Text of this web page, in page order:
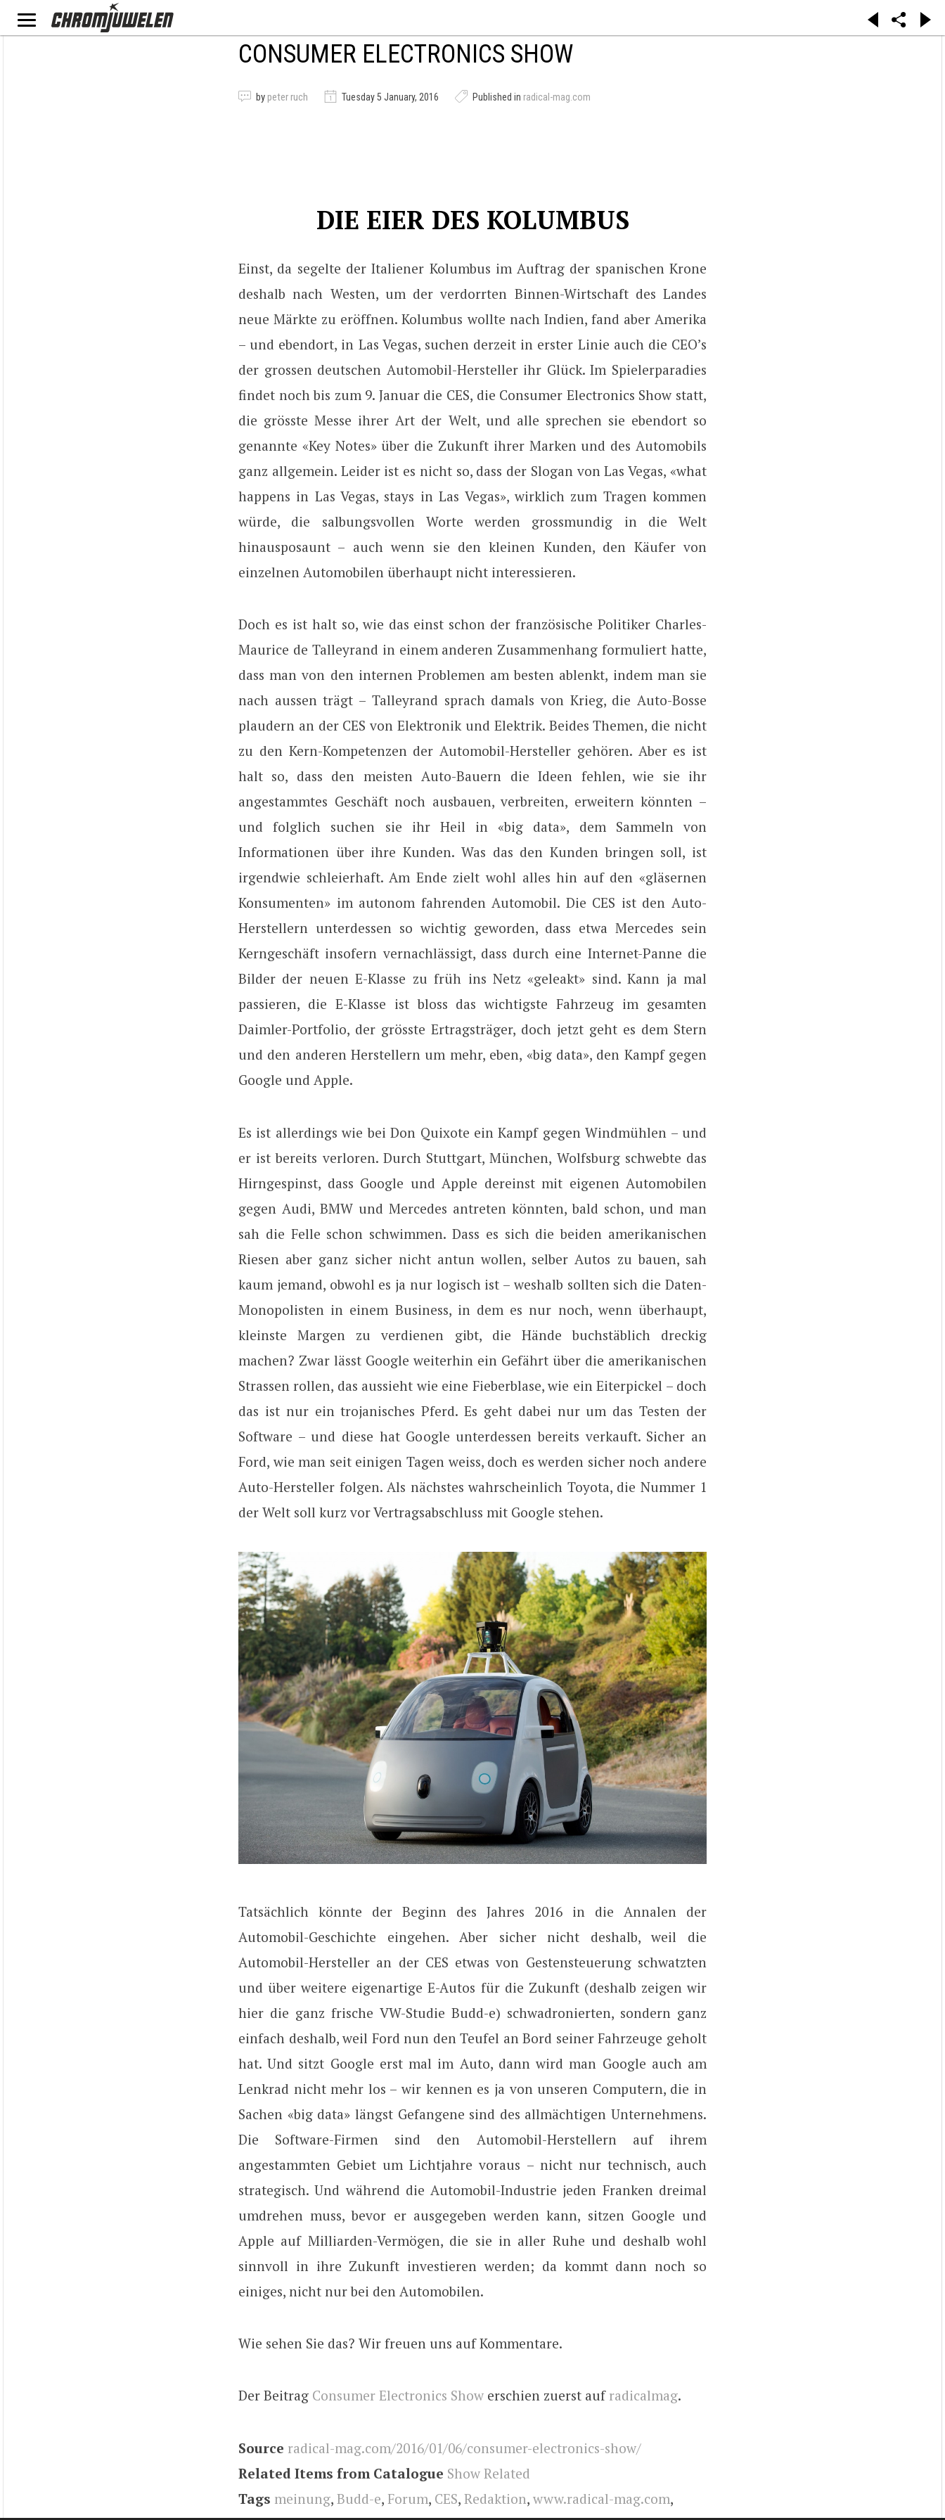
CONSUMER ELECTRONICS SHOW
by peter ruch Tuesday 5 January, 2016 Published in radical-mag.com
DIE EIER DES KOLUMBUS
Einst, da segelte der Italiener Kolumbus im Auftrag der spanischen Krone
deshalb nach Westen, um der verdorrten Binnen-Wirtschaft des Landes
neue Märkte zu eröffnen. Kolumbus wollte nach Indien, fand aber Amerika
– und ebendort, in Las Vegas, suchen derzeit in erster Linie auch die CEO’s
der grossen deutschen Automobil-Hersteller ihr Glück. Im Spielerparadies
findet noch bis zum 9. Januar die CES, die Consumer Electronics Show statt,
die grösste Messe ihrer Art der Welt, und alle sprechen sie ebendort so
genannte «Key Notes» über die Zukunft ihrer Marken und des Automobils
ganz allgemein. Leider ist es nicht so, dass der Slogan von Las Vegas, «what
happens in Las Vegas, stays in Las Vegas», wirklich zum Tragen kommen
würde, die salbungsvollen Worte werden grossmundig in die Welt
hinausposaunt – auch wenn sie den kleinen Kunden, den Käufer von
einzelnen Automobilen überhaupt nicht interessieren.
Doch es ist halt so, wie das einst schon der französische Politiker Charles-
Maurice de Talleyrand in einem anderen Zusammenhang formuliert hatte,
dass man von den internen Problemen am besten ablenkt, indem man sie
nach aussen trägt – Talleyrand sprach damals von Krieg, die Auto-Bosse
plaudern an der CES von Elektronik und Elektrik. Beides Themen, die nicht
zu den Kern-Kompetenzen der Automobil-Hersteller gehören. Aber es ist
halt so, dass den meisten Auto-Bauern die Ideen fehlen, wie sie ihr
angestammtes Geschäft noch ausbauen, verbreiten, erweitern könnten –
und folglich suchen sie ihr Heil in «big data», dem Sammeln von
Informationen über ihre Kunden. Was das den Kunden bringen soll, ist
irgendwie schleierhaft. Am Ende zielt wohl alles hin auf den «gläsernen
Konsumenten» im autonom fahrenden Automobil. Die CES ist den Auto-
Herstellern unterdessen so wichtig geworden, dass etwa Mercedes sein
Kerngeschäft insofern vernachlässigt, dass durch eine Internet-Panne die
Bilder der neuen E-Klasse zu früh ins Netz «geleakt» sind. Kann ja mal
passieren, die E-Klasse ist bloss das wichtigste Fahrzeug im gesamten
Daimler-Portfolio, der grösste Ertragsträger, doch jetzt geht es dem Stern
und den anderen Herstellern um mehr, eben, «big data», den Kampf gegen
Google und Apple.
Es ist allerdings wie bei Don Quixote ein Kampf gegen Windmühlen – und
er ist bereits verloren. Durch Stuttgart, München, Wolfsburg schwebte das
Hirngespinst, dass Google und Apple dereinst mit eigenen Automobilen
gegen Audi, BMW und Mercedes antreten könnten, bald schon, und man
sah die Felle schon schwimmen. Dass es sich die beiden amerikanischen
Riesen aber ganz sicher nicht antun wollen, selber Autos zu bauen, sah
kaum jemand, obwohl es ja nur logisch ist – weshalb sollten sich die Daten-
Monopolisten in einem Business, in dem es nur noch, wenn überhaupt,
kleinste Margen zu verdienen gibt, die Hände buchstäblich dreckig
machen? Zwar lässt Google weiterhin ein Gefährt über die amerikanischen
Strassen rollen, das aussieht wie eine Fieberblase, wie ein Eiterpickel – doch
das ist nur ein trojanisches Pferd. Es geht dabei nur um das Testen der
Software – und diese hat Google unterdessen bereits verkauft. Sicher an
Ford, wie man seit einigen Tagen weiss, doch es werden sicher noch andere
Auto-Hersteller folgen. Als nächstes wahrscheinlich Toyota, die Nummer 1
der Welt soll kurz vor Vertragsabschluss mit Google stehen.
Tatsächlich könnte der Beginn des Jahres 2016 in die Annalen der
Automobil-Geschichte eingehen. Aber sicher nicht deshalb, weil die
Automobil-Hersteller an der CES etwas von Gestensteuerung schwatzten
und über weitere eigenartige E-Autos für die Zukunft (deshalb zeigen wir
hier die ganz frische VW-Studie Budd-e) schwadronierten, sondern ganz
einfach deshalb, weil Ford nun den Teufel an Bord seiner Fahrzeuge geholt
hat. Und sitzt Google erst mal im Auto, dann wird man Google auch am
Lenkrad nicht mehr los – wir kennen es ja von unseren Computern, die in
Sachen «big data» längst Gefangene sind des allmächtigen Unternehmens.
Die Software-Firmen sind den Automobil-Herstellern auf ihrem
angestammten Gebiet um Lichtjahre voraus – nicht nur technisch, auch
strategisch. Und während die Automobil-Industrie jeden Franken dreimal
umdrehen muss, bevor er ausgegeben werden kann, sitzen Google und
Apple auf Milliarden-Vermögen, die sie in aller Ruhe und deshalb wohl
sinnvoll in ihre Zukunft investieren werden; da kommt dann noch so
einiges, nicht nur bei den Automobilen.
Wie sehen Sie das? Wir freuen uns auf Kommentare.
Der Beitrag Consumer Electronics Show erschien zuerst auf radicalmag.
Source radical-mag.com/2016/01/06/consumer-electronics-show/
Related Items from Catalogue Show Related
Tags meinung, Budd-e, Forum, CES, Redaktion, www.radical-mag.com,